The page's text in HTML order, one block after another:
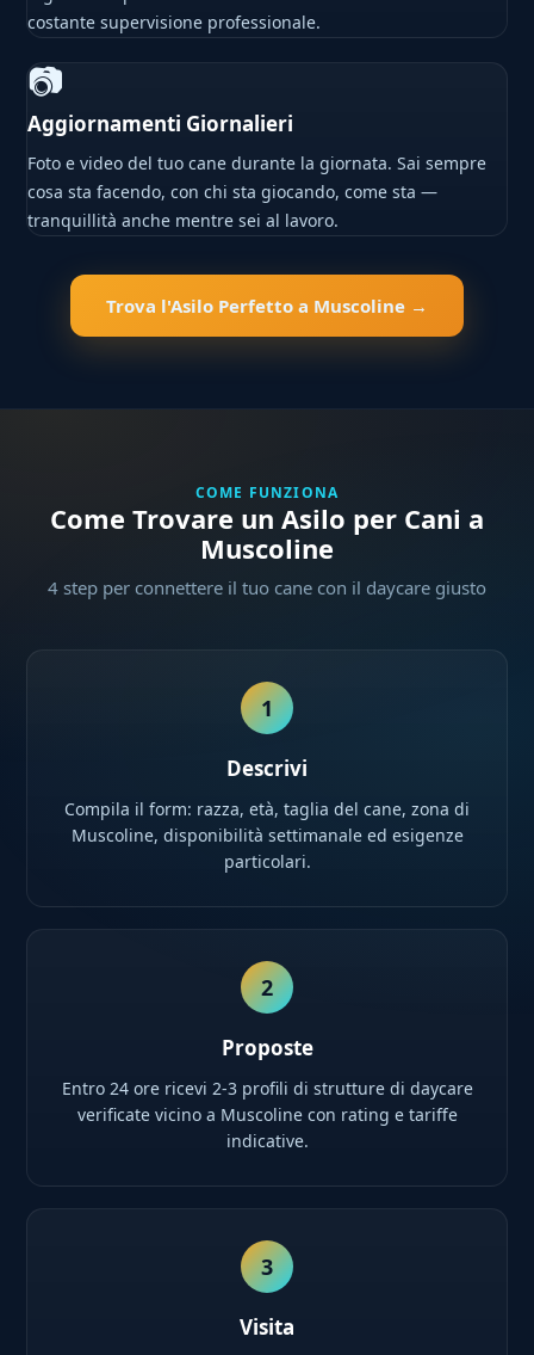
costante supervisione professionale.
📷
Aggiornamenti Giornalieri
Foto e video del tuo cane durante la giornata. Sai sempre
cosa sta facendo, con chi sta giocando, come sta —
tranquillità anche mentre sei al lavoro.
Trova l'Asilo Perfetto a Muscoline →
COME FUNZIONA
Come Trovare un Asilo per Cani a
Muscoline
4 step per connettere il tuo cane con il daycare giusto
1
Descrivi
Compila il form: razza, età, taglia del cane, zona di
Muscoline, disponibilità settimanale ed esigenze
particolari.
2
Proposte
Entro 24 ore ricevi 2-3 profili di strutture di daycare
verificate vicino a Muscoline con rating e tariffe
indicative.
3
Visita